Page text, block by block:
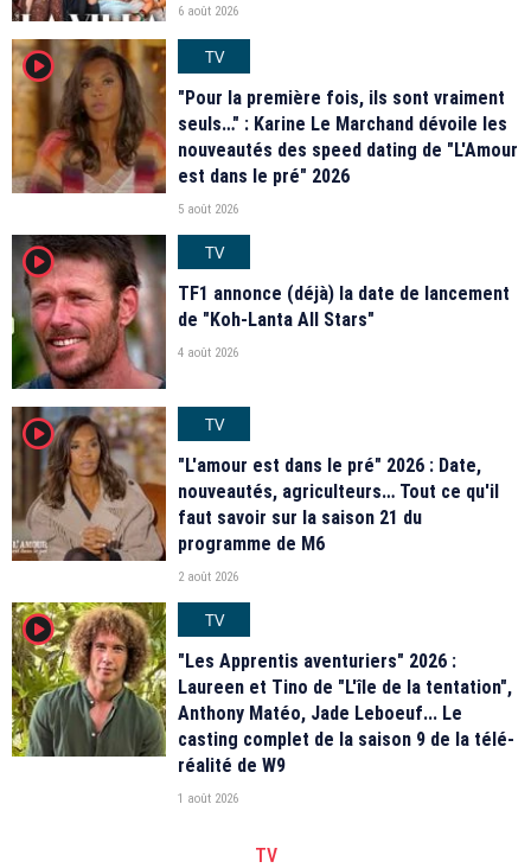
6 août 2026
player2
TV
"Pour la première fois, ils sont vraiment
seuls…" : Karine Le Marchand dévoile les
nouveautés des speed dating de "L'Amour
est dans le pré" 2026
5 août 2026
player2
TV
TF1 annonce (déjà) la date de lancement
de "Koh-Lanta All Stars"
4 août 2026
player2
TV
"L'amour est dans le pré" 2026 : Date,
nouveautés, agriculteurs… Tout ce qu'il
faut savoir sur la saison 21 du
programme de M6
2 août 2026
player2
TV
"Les Apprentis aventuriers" 2026 :
Laureen et Tino de "L'île de la tentation",
Anthony Matéo, Jade Leboeuf... Le
casting complet de la saison 9 de la télé-
réalité de W9
1 août 2026
TV